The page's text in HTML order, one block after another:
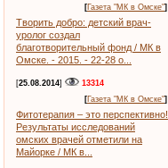
[Газета "МК в Омске"]
Творить добро: детский врач-
уролог создал
благотворительный фонд / МК в
Омске. - 2015. - 22-28 о...
[25.08.2014]
13314
[Газета "МК в Омске"]
Фитотерапия – это перспективно!
Результаты исследований
омских врачей отметили на
Майорке / МК в...